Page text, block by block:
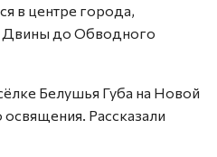
в центре города,
Двины до Обводного
Белушья Губа на Новой
Рассказали